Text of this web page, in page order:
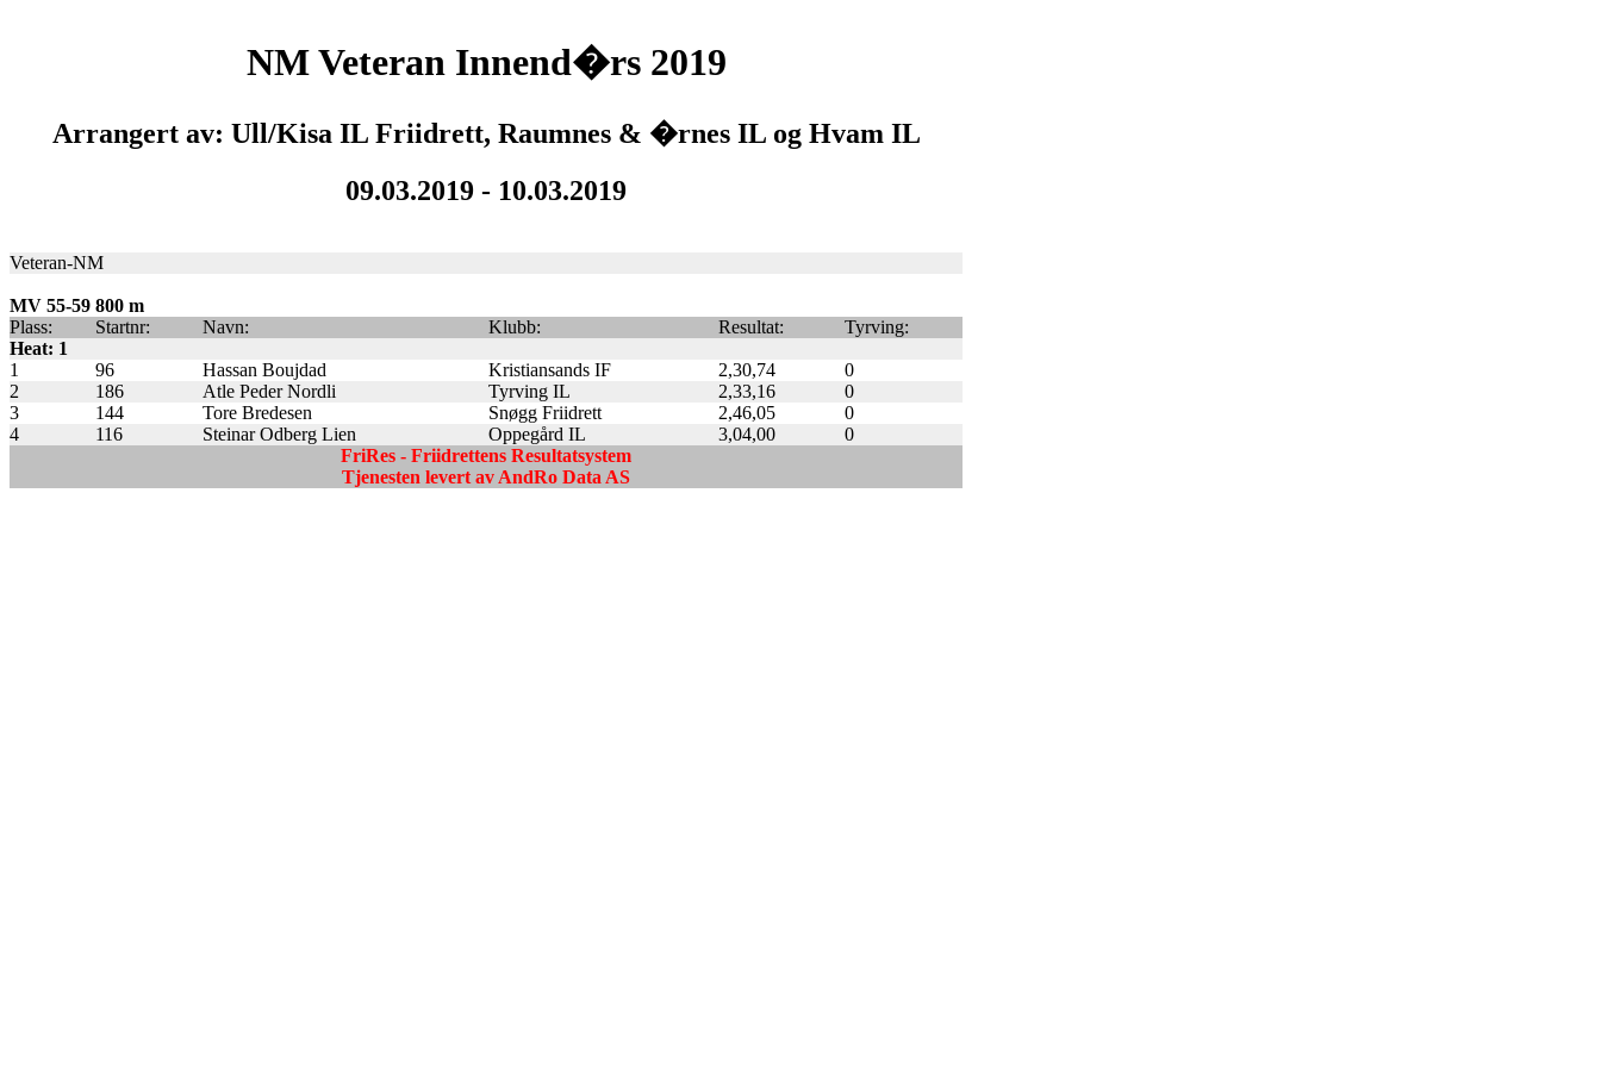
NM Veteran Innend�rs 2019
Arrangert av: Ull/Kisa IL Friidrett, Raumnes & �rnes IL og Hvam IL
09.03.2019 - 10.03.2019
Veteran-NM
MV 55-59 800 m
Plass:
Startnr: Navn: Klubb: Resultat:
Tyrving:
Heat: 1
1
96 Hassan Boujdad Kristiansands IF 2,30,74
0
2
186 Atle Peder Nordli Tyrving IL 2,33,16
0
3
144 Tore Bredesen Snøgg Friidrett 2,46,05
0
4
116 Steinar Odberg Lien Oppegård IL 3,04,00
0
FriRes - Friidrettens Resultatsystem
Tjenesten levert av AndRo Data AS